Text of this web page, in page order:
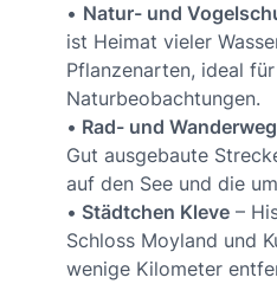
• Natur- und
ist Heimat vieler
Pflanzenarten, ideal für
Naturbeobachtungen.
• Rad- und
Gut ausgebaute
auf den See und die
• Städtchen Kleve –
Schloss Moyland und
wenige Kilometer